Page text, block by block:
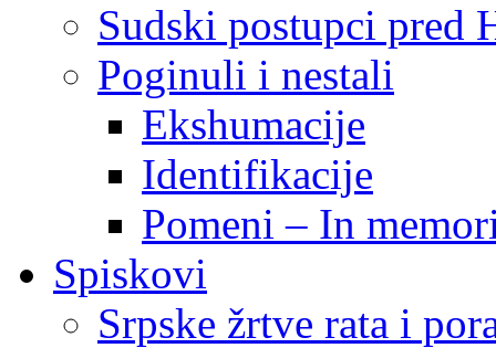
Sudski postupci pred
Poginuli i nestali
Ekshumacije
Identifikacije
Pomeni – In
Spiskovi
Srpske žrtve rata i